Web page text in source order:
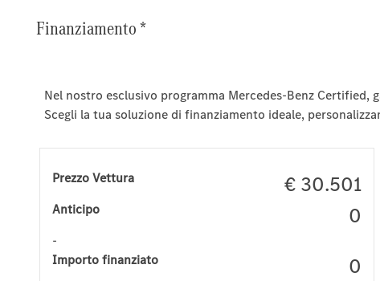
Finanziamento *
Nel nostro esclusivo programma Mercedes-Benz Certified,
Scegli la tua soluzione di finanziamento ideale,
Prezzo Vettura € 30.501
Anticipo 0
-
Importo finanziato
0